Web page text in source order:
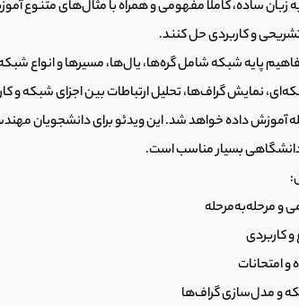
ساده، کاملاً مفهومی و همراه با مثال‌های متنوع
و کاربردی حل کنند.
پایه شبکه شامل گره‌ها، یال‌ها، مسیرها و
نمایش گراف‌ها، تحلیل ارتباطات بین اجزای شبکه و
آموزش داده خواهد شد. این ویدئو برای دانشجویان
بسیار مناسب است.
و مرحله‌به‌مرحله
کاربردی
و امتحانات
و مدل‌سازی گراف‌ها